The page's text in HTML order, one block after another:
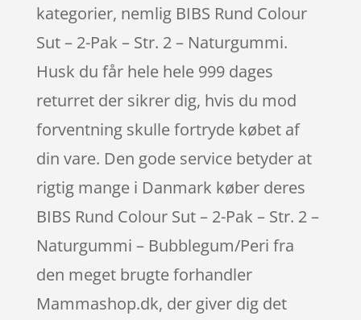
kategorier, nemlig BIBS Rund Colour
Sut – 2-Pak – Str. 2 – Naturgummi.
Husk du får hele hele 999 dages
returret der sikrer dig, hvis du mod
forventning skulle fortryde købet af
din vare. Den gode service betyder at
rigtig mange i Danmark køber deres
BIBS Rund Colour Sut – 2-Pak – Str. 2 –
Naturgummi – Bubblegum/Peri fra
den meget brugte forhandler
Mammashop.dk, der giver dig det